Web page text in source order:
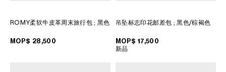
ROMY柔软牛皮革周末旅行包; 黑色
MOP$ 28,500
吊坠标志印花邮差包 ; 黑色/棕褐色
MOP$ 17,500
新品
南韓
印度